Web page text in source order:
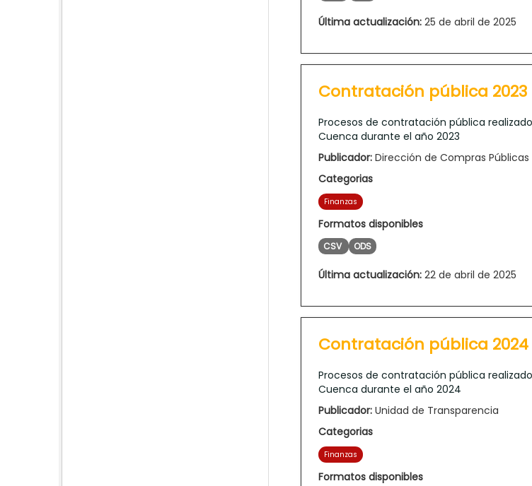
Última actualización: 25 de abril de 2025
Contratación pública 2023
Procesos de contratación pública
Cuenca durante el año 2023
Publicador: Dirección de Compras Públicas
Categorias
Finanzas
Formatos disponibles
CSV ODS
Última actualización: 22 de abril de 2025
Contratación pública 2024
Procesos de contratación pública
Cuenca durante el año 2024
Publicador: Unidad de Transparencia
Categorias
Finanzas
Formatos disponibles